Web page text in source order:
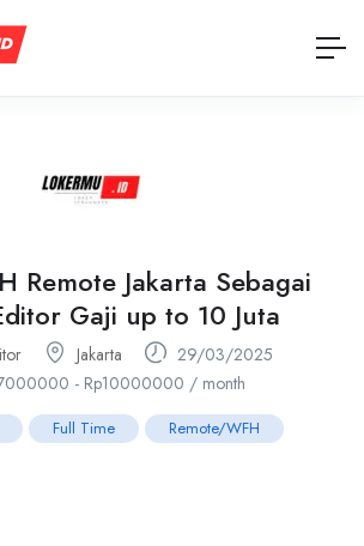
Remote Jakarta Sebagai
Gaji up to 10 Juta
Jakarta
29/03/2025
- Rp10000000 / month
Full Time Remote/WFH